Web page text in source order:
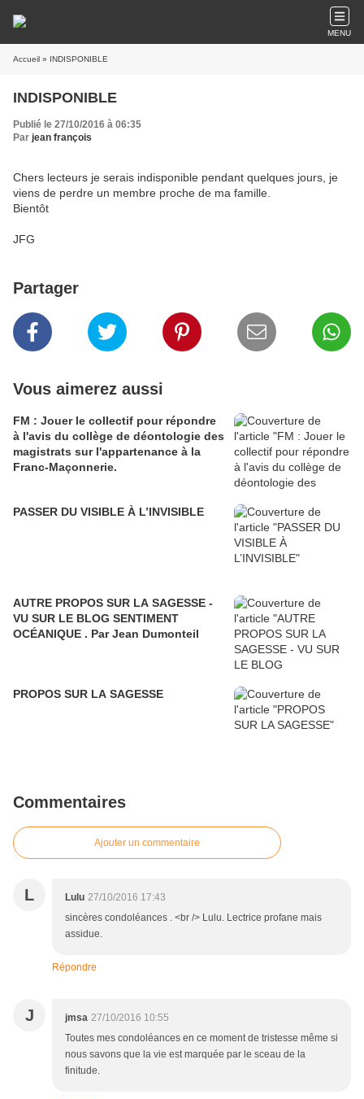
MENU
Accueil » INDISPONIBLE
INDISPONIBLE
Publié le 27/10/2016 à 06:35
Par jean françois
Chers lecteurs je serais indisponible pendant quelques jours, je
viens de perdre un membre proche de ma famille.
Bientôt
JFG
Partager
Vous aimerez aussi
FM : Jouer le collectif pour répondre
à l'avis du collège de déontologie des
magistrats sur l'appartenance à la
Franc-Maçonnerie.
PASSER DU VISIBLE À L’INVISIBLE
AUTRE PROPOS SUR LA SAGESSE -
VU SUR LE BLOG SENTIMENT
OCÉANIQUE . Par Jean Dumonteil
PROPOS SUR LA SAGESSE
Commentaires
Ajouter un commentaire
L Lulu 27/10/2016 17:43
sincères condoléances . <br /> Lulu. Lectrice profane mais
assidue.
Répondre
J jmsa 27/10/2016 10:55
Toutes mes condoléances en ce moment de tristesse même si
nous savons que la vie est marquée par le sceau de la
finitude.